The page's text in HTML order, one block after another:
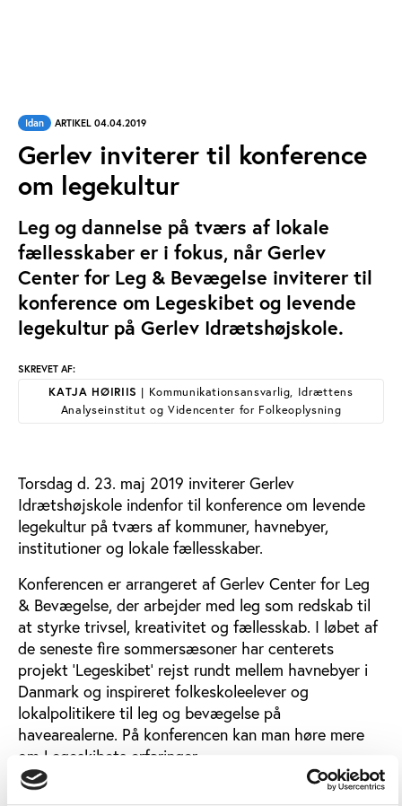
Idan ARTIKEL 04.04.2019
Gerlev inviterer til konference
om legekultur
Leg og dannelse på tværs af lokale
fællesskaber er i fokus, når Gerlev
Center for Leg & Bevægelse inviterer til
konference om Legeskibet og levende
legekultur på Gerlev Idrætshøjskole.
SKREVET AF:
KATJA HØIRIIS | Kommunikationsansvarlig, Idrættens
Analyseinstitut og Videncenter for Folkeoplysning
Torsdag d. 23. maj 2019 inviterer Gerlev
Idrætshøjskole indenfor til konference om levende
legekultur på tværs af kommuner, havnebyer,
institutioner og lokale fællesskaber.
Konferencen er arrangeret af Gerlev Center for Leg
& Bevægelse, der arbejder med leg som redskab til
at styrke trivsel, kreativitet og fællesskab. I løbet af
de seneste fire sommersæsoner har centerets
projekt ’Legeskibet’ rejst rundt mellem havnebyer i
Danmark og inspireret folkeskoleelever og
lokalpolitikere til leg og bevægelse på
havearealerne. På konferencen kan man høre mere
om Legeskibets erfaringer.
På dagen kan man også møde en række forskere,